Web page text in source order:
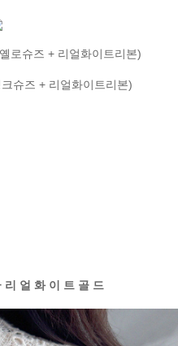
로슈즈 + 리얼화이트리본)
슈즈 + 리얼화이트리본)
얼 화 이 트 골 드